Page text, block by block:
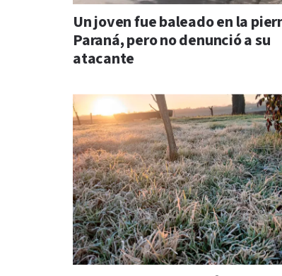
Un joven fue baleado en la
Paraná, pero no denunció a su
atacante